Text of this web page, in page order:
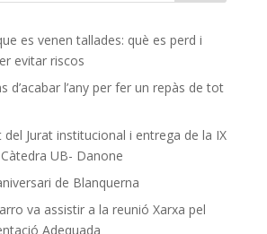
es venen tallades: què es perd i
evitar riscos
d’acabar l’any per fer un repàs de tot
Jurat institucional i entrega de la IX
UB- Danone
de Blanquerna
va assistir a la reunió Xarxa pel
Adequada